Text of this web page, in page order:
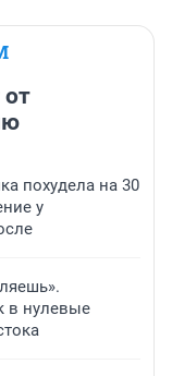
от
похудела на 30
у
в нулевые